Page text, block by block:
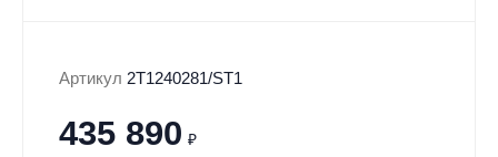
Артикул 2T1240281/ST1
435 890 ₽